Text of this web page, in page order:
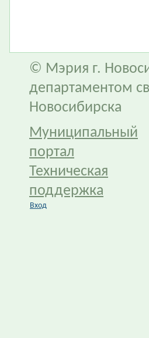
© Мэрия г.
департаментом
Новосибирска
Муниципальный
портал
Техническая
поддержка
Вход